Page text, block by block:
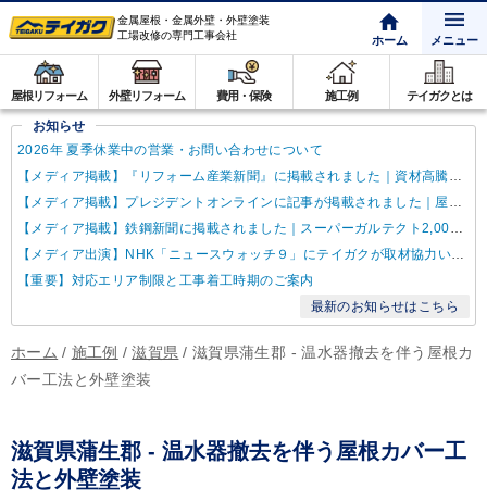
金属屋根・金属外壁・外壁塗装
工場改修の専門工事会社
ホーム メニュー
屋根リフォーム 外壁リフォーム 費用・保険 施工例 テイガクとは
お知らせ
2026年 夏季休業中の営業・お問い合わせについて
【メディア掲載】『リフォーム産業新聞』に掲載されました｜資材高騰・納期遅延に対するテイガクの取り組み
【メディア掲載】プレジデントオンラインに記事が掲載されました｜屋根点検商法について解説
【メディア掲載】鉄鋼新聞に掲載されました｜スーパーガルテクト2,000万㎡達成
【メディア出演】NHK「ニュースウォッチ９」にテイガクが取材協力いたしました
【重要】対応エリア制限と工事着工時期のご案内
最新のお知らせはこちら
ホーム / 施工例 / 滋賀県 / 滋賀県蒲生郡 - 温水器撤去を伴う屋根カ
バー工法と外壁塗装
滋賀県蒲生郡 - 温水器撤去を伴う屋根カバー工
法と外壁塗装